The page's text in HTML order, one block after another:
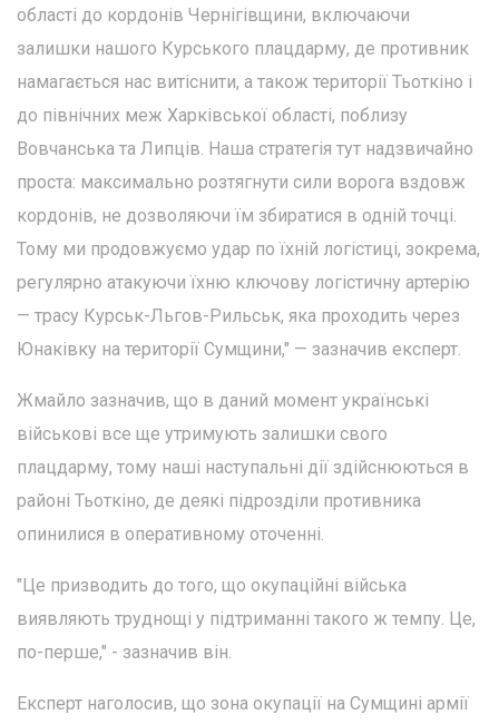
області до кордонів Чернігівщини, включаючи
залишки нашого Курського плацдарму, де противник
намагається нас витіснити, а також території Тьоткіно і
до північних меж Харківської області, поблизу
Вовчанська та Липців. Наша стратегія тут надзвичайно
проста: максимально розтягнути сили ворога вздовж
кордонів, не дозволяючи їм збиратися в одній точці.
Тому ми продовжуємо удар по їхній логістиці, зокрема,
регулярно атакуючи їхню ключову логістичну артерію
— трасу Курськ-Льгов-Рильськ, яка проходить через
Юнаківку на території Сумщини," — зазначив експерт.
Жмайло зазначив, що в даний момент українські
військові все ще утримують залишки свого
плацдарму, тому наші наступальні дії здійснюються в
районі Тьоткіно, де деякі підрозділи противника
опинилися в оперативному оточенні.
"Це призводить до того, що окупаційні війська
виявляють труднощі у підтриманні такого ж темпу. Це,
по-перше," - зазначив він.
Експерт наголосив, що зона окупації на Сумщині армії